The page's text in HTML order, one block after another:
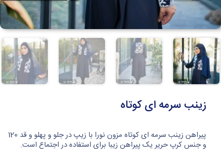
زینب سرمه ای کوتاه
پیراهن زینب سرمه ای کوتاه مزون نورا با زیپ در جلو و پهلو و قد 120
و جنس کرپ حریر یک پیراهن زیبا برای استفاده در اجتماع است.